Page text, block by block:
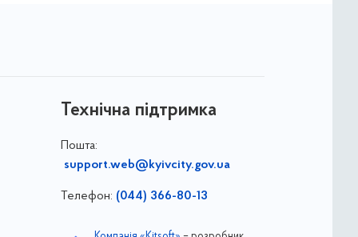
Технічна підтримка
Пошта:
support.web@kyivcity.gov.ua
Телефон: (044) 366-80-13